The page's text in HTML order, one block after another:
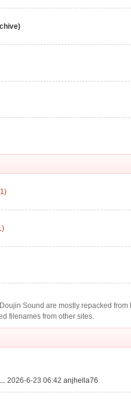
Sound are mostly repacked
filenames from other sites.
2026-6-23 06:42 anjhella76